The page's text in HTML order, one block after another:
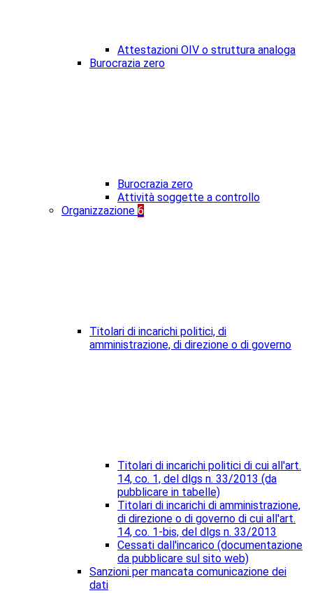
Attestazioni OIV o struttura analoga
Burocrazia zero
Burocrazia zero
Attività soggette a controllo
Organizzazione 6
Titolari di incarichi politici, di
amministrazione, di direzione o di governo
Titolari di incarichi politici di cui all'art.
14, co. 1, del dlgs n. 33/2013 (da
pubblicare in tabelle)
Titolari di incarichi di amministrazione,
di direzione o di governo di cui all'art.
14, co. 1-bis, del dlgs n. 33/2013
Cessati dall'incarico (documentazione
da pubblicare sul sito web)
Sanzioni per mancata comunicazione dei
dati